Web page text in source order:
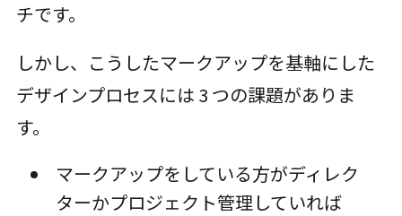
チです。
しかし、こうしたマークアップを基軸にした
デザインプロセスには 3 つの課題がありま
す。
マークアップをしている方がディレク
ターかプロジェクト管理していれば